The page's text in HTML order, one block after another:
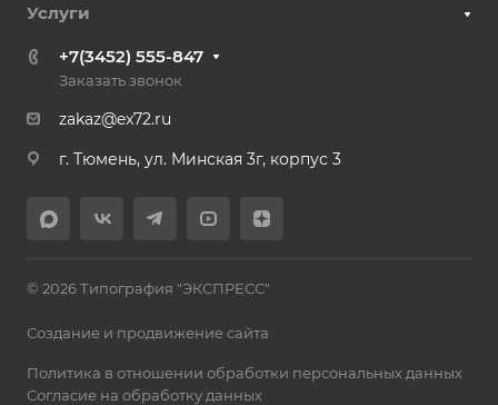
Услуги
+7(3452) 555-847
Заказать звонок
zakaz@ex72.ru
г. Тюмень, ул. Минская 3г, корпус 3
© 2026 Типография "ЭКСПРЕСС"
Создание и продвижение сайта
Политика в отношении обработки персональных данных
Согласие на обработку данных